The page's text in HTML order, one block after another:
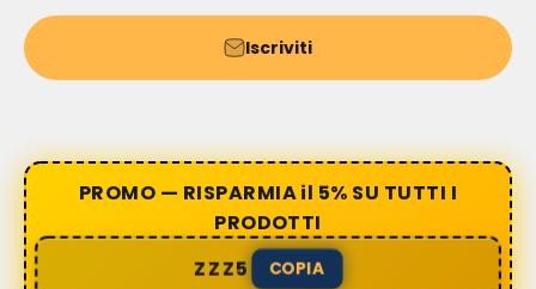
Iscriviti
PROMO — RISPARMIA il 5% SU TUTTI I
PRODOTTI
ZZZ5 COPIA